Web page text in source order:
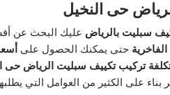
حى النخيل
سبليت بالرياض عليك البحث عن
حتى يمكنك الحصول على
تركيب تكييف سبليت الرياض حى
على الكثير من العوامل التي